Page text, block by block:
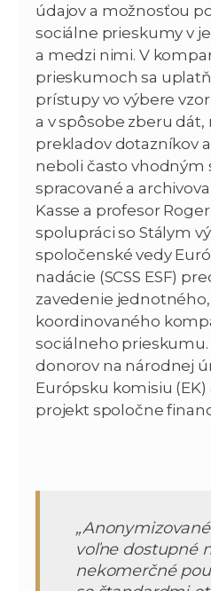
údajov a možnosťou
sociálne prieskumy v
a medzi nimi. V
prieskumoch sa
prístupy vo výbere
a v spôsobe zberu dát,
prekladov dotazníkov
neboli často vhodným
spracované a
Kasse a profesor
spolupráci so Stálym
spoločenské vedy
nadácie (SCSS ESF)
zavedenie
koordinovaného
sociálneho
donorov na národnej
Európsku komisiu (EK)
projekt spoločne
voľne dostupné
nekomerčné